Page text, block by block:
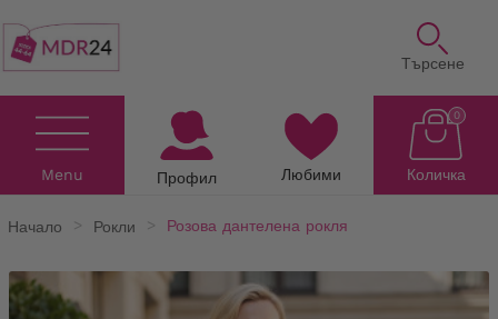
Търсене
Menu Профил Любими Количка
0
Начало Рокли Розова дантелена рокля